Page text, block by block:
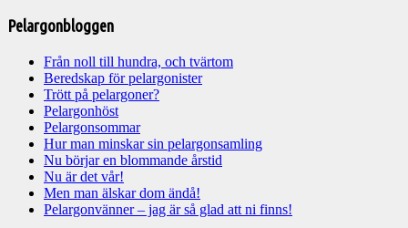
Pelargonbloggen
Från noll till hundra, och tvärtom
Beredskap för pelargonister
Trött på pelargoner?
Pelargonhöst
Pelargonsommar
Hur man minskar sin pelargonsamling
Nu börjar en blommande årstid
Nu är det vår!
Men man älskar dom ändå!
Pelargonvänner – jag är så glad att ni finns!